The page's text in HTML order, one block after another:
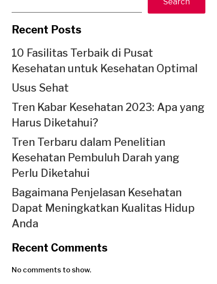
Recent Posts
10 Fasilitas Terbaik di Pusat
Kesehatan untuk Kesehatan Optimal
Usus Sehat
Tren Kabar Kesehatan 2023: Apa yang
Harus Diketahui?
Tren Terbaru dalam Penelitian
Kesehatan Pembuluh Darah yang
Perlu Diketahui
Bagaimana Penjelasan Kesehatan
Dapat Meningkatkan Kualitas Hidup
Anda
Recent Comments
No comments to show.